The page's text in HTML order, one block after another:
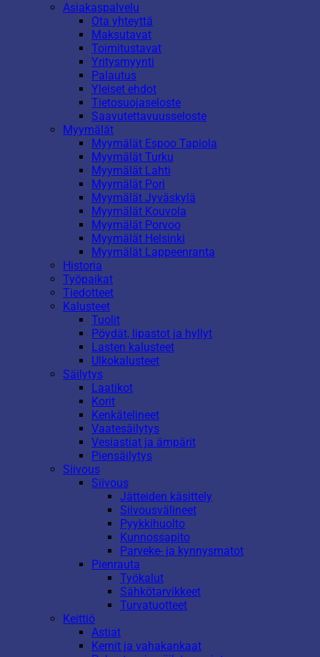
Asiakaspalvelu
Ota yhteyttä
Maksutavat
Toimitustavat
Yritysmyynti
Palautus
Yleiset ehdot
Tietosuojaseloste
Saavutettavuusseloste
Myymälät
Myymälät Espoo Tapiola
Myymälät Turku
Myymälät Lahti
Myymälät Pori
Myymälät Jyväskylä
Myymälät Kouvola
Myymälät Porvoo
Myymälät Helsinki
Myymälät Lappeenranta
Historia
Työpaikat
Tiedotteet
Kalusteet
Tuolit
Pöydät, lipastot ja hyllyt
Lasten kalusteet
Ulkokalusteet
Säilytys
Laatikot
Korit
Kenkätelineet
Vaatesäilytys
Vesiastiat ja ämpärit
Piensäilytys
Siivous
Siivous
Jätteiden käsittely
Siivousvälineet
Pyykkihuolto
Kunnossapito
Parveke- ja kynnysmatot
Pienrauta
Työkalut
Sähkötarvikkeet
Turvatuotteet
Keittiö
Astiat
Kernit ja vahakankaat